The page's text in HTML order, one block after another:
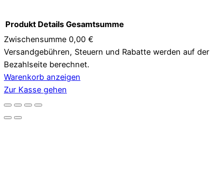
Produkte
im
Warenkorb
Produkt Details Gesamtsumme
Zwischensumme 0,00 €
Versandgebühren, Steuern und Rabatte werden auf der
Bezahlseite berechnet.
Warenkorb anzeigen
Zur Kasse gehen